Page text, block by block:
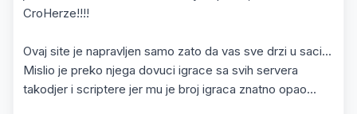
CroHerze!!!!
Ovaj site je napravljen samo zato da vas sve drzi u saci...
Mislio je preko njega dovuci igrace sa svih servera
takodjer i scriptere jer mu je broj igraca znatno opao...